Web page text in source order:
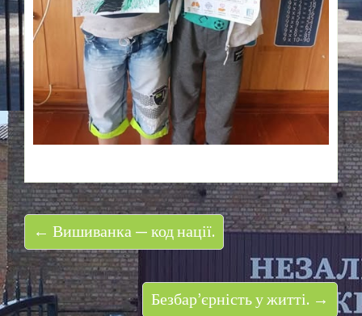
← Вишиванка — код нації.
Безбар’єрність у житті. →